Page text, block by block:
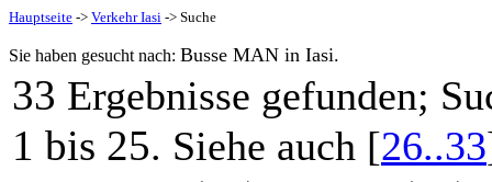
Hauptseite -> Verkehr Iasi -> Suche
Sie haben gesucht nach: Busse MAN in Iasi.
33 Ergebnisse gefunden;
1 bis 25. Siehe auch [26..33